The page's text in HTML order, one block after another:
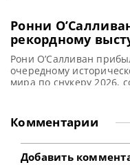
Ронни
рекордному
мира 2026 по
Рони О’Салливан
очередному
мира по снукеру 2026,
он готовился к
Китая Хэ Гоцяна. Для
часть сезона провел
редкое
Комментарии
Добавить